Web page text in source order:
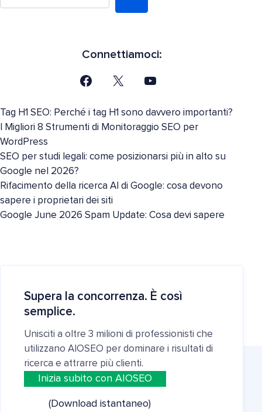
Connettiamoci:
Tag H1 SEO: Perché i tag H1 sono davvero importanti?
I Migliori 8 Strumenti di Monitoraggio SEO per
WordPress
SEO per studi legali: come posizionarsi più in alto su
Google nel 2026?
Rifacimento della ricerca AI di Google: cosa devono
sapere i proprietari dei siti
Google June 2026 Spam Update: Cosa devi sapere
Supera la concorrenza. È così
semplice.
Unisciti a oltre 3 milioni di professionisti che
utilizzano AIOSEO per dominare i risultati di
ricerca e attrarre più clienti.
Inizia subito con AIOSEO
(Download istantaneo)